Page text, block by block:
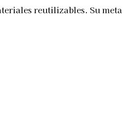
reutilizables. Su meta